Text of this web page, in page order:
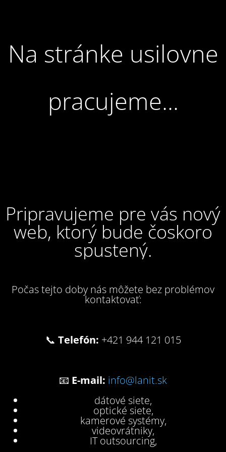
Na stránke usilovne
pracujeme...
Pripravujeme pre vás nový
web, ktorý bude čoskoro
spustený.
Počas tejto doby nás môžete bez problémov
kontaktovať:
📞 Telefón: +421 944 121 015
📧 E-mail: info@lanit.sk
dátové siete,
optické siete,
kamerové systémy,
videovrátniky,
IT outsourcing,